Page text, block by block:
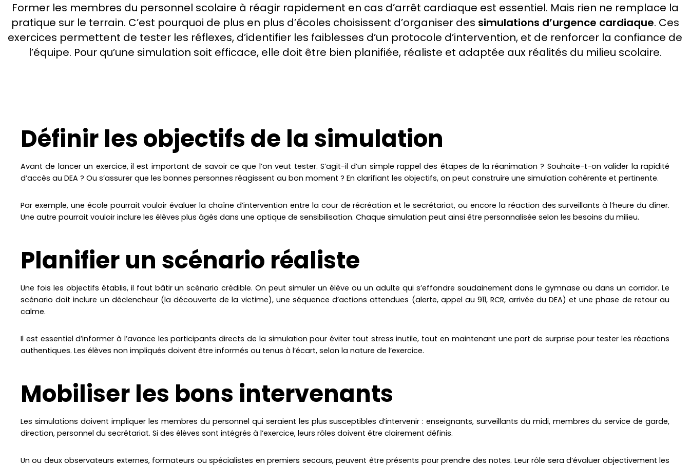
Former les membres du personnel scolaire à réagir rapidement en cas d’arrêt cardiaque est essentiel. Mais rien ne remplace la
pratique sur le terrain. C’est pourquoi de plus en plus d’écoles choisissent d’organiser des simulations d’urgence cardiaque. Ces
exercices permettent de tester les réflexes, d’identifier les faiblesses d’un protocole d’intervention, et de renforcer la confiance de
l’équipe. Pour qu’une simulation soit efficace, elle doit être bien planifiée, réaliste et adaptée aux réalités du milieu scolaire.
Définir les objectifs de la simulation
Avant de lancer un exercice, il est important de savoir ce que l’on veut tester. S’agit-il d’un simple rappel des étapes de la réanimation ? Souhaite-t-on valider la rapidité
d’accès au DEA ? Ou s’assurer que les bonnes personnes réagissent au bon moment ? En clarifiant les objectifs, on peut construire une simulation cohérente et pertinente.
Par exemple, une école pourrait vouloir évaluer la chaîne d’intervention entre la cour de récréation et le secrétariat, ou encore la réaction des surveillants à l’heure du dîner.
Une autre pourrait vouloir inclure les élèves plus âgés dans une optique de sensibilisation. Chaque simulation peut ainsi être personnalisée selon les besoins du milieu.
Planifier un scénario réaliste
Une fois les objectifs établis, il faut bâtir un scénario crédible. On peut simuler un élève ou un adulte qui s’effondre soudainement dans le gymnase ou dans un corridor. Le
scénario doit inclure un déclencheur (la découverte de la victime), une séquence d’actions attendues (alerte, appel au 911, RCR, arrivée du DEA) et une phase de retour au
calme.
Il est essentiel d’informer à l’avance les participants directs de la simulation pour éviter tout stress inutile, tout en maintenant une part de surprise pour tester les réactions
authentiques. Les élèves non impliqués doivent être informés ou tenus à l’écart, selon la nature de l’exercice.
Mobiliser les bons intervenants
Les simulations doivent impliquer les membres du personnel qui seraient les plus susceptibles d’intervenir : enseignants, surveillants du midi, membres du service de garde,
direction, personnel du secrétariat. Si des élèves sont intégrés à l’exercice, leurs rôles doivent être clairement définis.
Un ou deux observateurs externes, formateurs ou spécialistes en premiers secours, peuvent être présents pour prendre des notes. Leur rôle sera d’évaluer objectivement les